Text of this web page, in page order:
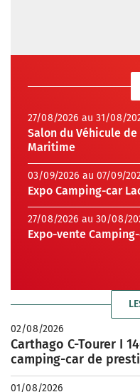
27/08/2026 au 31/08/
Salon du Véhicule
Maritime
03/09/2026 au 07/09/
Expo Camping-car
27/08/2026 au 30/08/
Expo-vente
02/08/2026
Carthago C-Tourer I
camping-car de
01/08/2026